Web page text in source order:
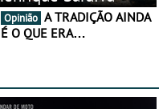
Opinião
É O QUE ERA…